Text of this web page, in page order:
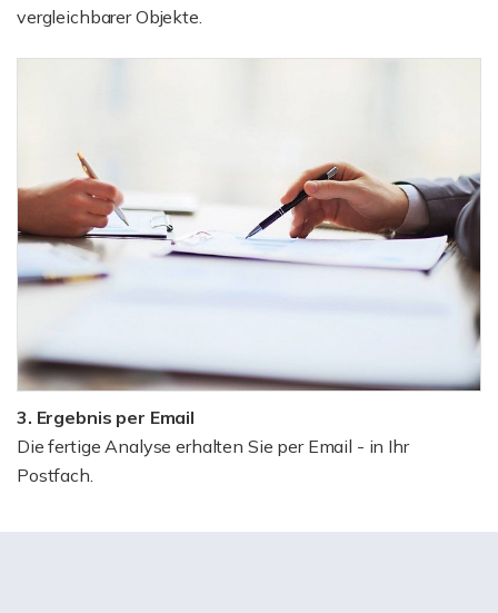
vergleichbarer Objekte.
3. Ergebnis per Email
Die fertige Analyse erhalten Sie per Email - in Ihr
Postfach.